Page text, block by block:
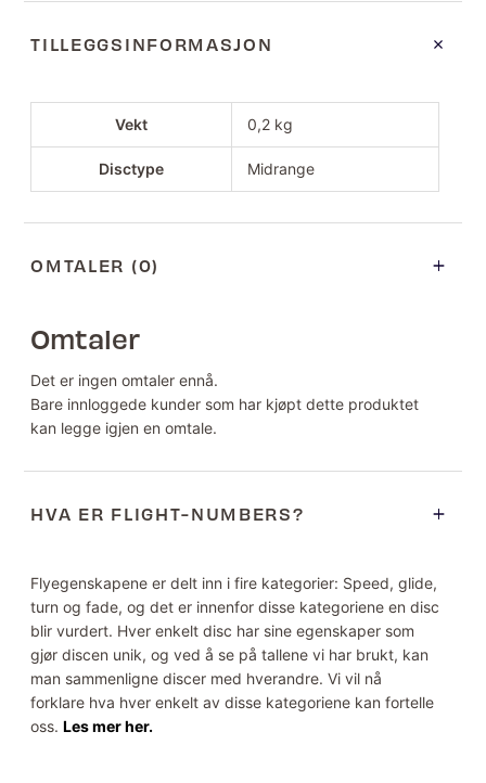
TILLEGGSINFORMASJON
Vekt 0,2 kg
Disctype Midrange
OMTALER (0)
Omtaler
Det er ingen omtaler ennå.
Bare innloggede kunder som har kjøpt dette produktet
kan legge igjen en omtale.
HVA ER FLIGHT-NUMBERS?
Flyegenskapene er delt inn i fire kategorier: Speed, glide,
turn og fade, og det er innenfor disse kategoriene en disc
blir vurdert. Hver enkelt disc har sine egenskaper som
gjør discen unik, og ved å se på tallene vi har brukt, kan
man sammenligne discer med hverandre. Vi vil nå
forklare hva hver enkelt av disse kategoriene kan fortelle
oss.Les mer her.